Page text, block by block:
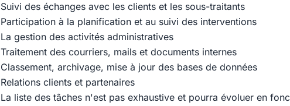
Suivi des échanges avec les clients et les sous-traitants
Participation à la planification et au suivi des interventions
La gestion des activités administratives
Traitement des courriers, mails et documents internes
Classement, archivage, mise à jour des bases de données
Relations clients et partenaires
La liste des tâches n'est pas exhaustive et pourra évoluer en